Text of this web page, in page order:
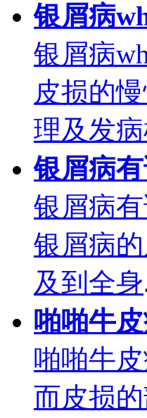
银屑病
银屑病
皮损的
理及发
银屑病
银屑病
银屑病
及到全身
啪啪牛
啪啪牛
而皮损